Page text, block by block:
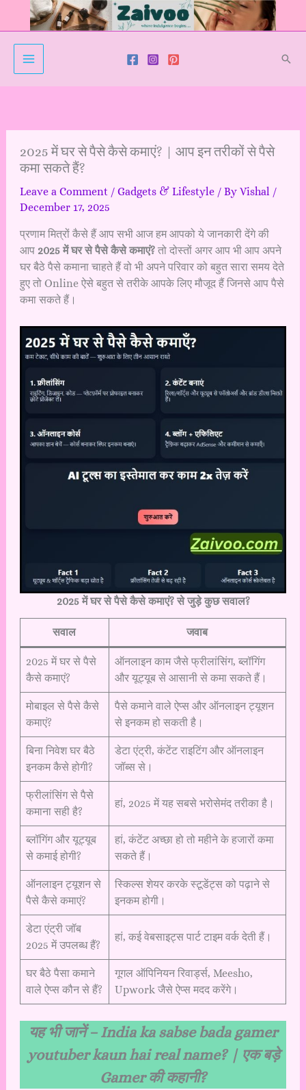
2025 में घर से पैसे कैसे कमाएं? | आप इन तरीकों से पैसे
कमा सकते हैं?
Leave a Comment / Gadgets & Lifestyle/ By Vishal /
December 17, 2025
प्रणाम मित्रों कैसे हैं आप सभी आज हम आपको ये जानकारी देंगे की
आप 2025 में घर से पैसे कैसे कमाएं?तो दोस्तों अगर आप भी आप अपने
घर बैठे पैसे कमाना चाहते हैं वो भी अपने परिवार को बहुत सारा समय देते
हुए तो Online ऐसे बहुत से तरीके आपके लिए मौजूद हैं जिनसे आप पैसे
कमा सकते हैं।
2025 में घर से पैसे कैसे कमाएं? से जुड़े कुछ सवाल?
सवाल जवाब
2025 में घर से पैसे
कैसे कमाएं?
ऑनलाइन काम जैसे फ्रीलांसिंग, ब्लॉगिंग
और यूट्यूब से आसानी से कमा सकते हैं।
मोबाइल से पैसे कैसे
कमाएं?
पैसे कमाने वाले ऐप्स और ऑनलाइन ट्यूशन
से इनकम हो सकती है।
बिना निवेश घर बैठे
इनकम कैसे होगी?
डेटा एंट्री, कंटेंट राइटिंग और ऑनलाइन
जॉब्स से।
फ्रीलांसिंग से पैसे
कमाना सही है?
हां, 2025 में यह सबसे भरोसेमंद तरीका है।
ब्लॉगिंग और यूट्यूब
से कमाई होगी?
हां, कंटेंट अच्छा हो तो महीने के हजारों कमा
सकते हैं।
ऑनलाइन ट्यूशन से
पैसे कैसे कमाएं?
स्किल्स शेयर करके स्टूडेंट्स को पढ़ाने से
इनकम होगी।
डेटा एंट्री जॉब
2025 में उपलब्ध हैं?
हां, कई वेबसाइट्स पार्ट टाइम वर्क देती हैं।
घर बैठे पैसा कमाने
वाले ऐप्स कौन से हैं?
गूगल ऑपिनियन रिवार्ड्स, Meesho,
Upwork जैसे ऐप्स मदद करेंगे।
यह भी जानें – India ka sabse bada gamer
youtuber kaun hai real name? | एक बड़े
Gamer की कहानी?